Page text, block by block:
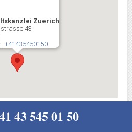
Zuerich
43
+41435450150
43 545 01 50